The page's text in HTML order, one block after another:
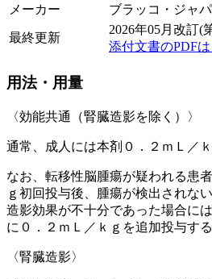
メーカー
ブラッコ・ジャ
最終更新
2026年05月改訂(
添付文書のPDF
用法・用量
〈効能共通（腎臓造影を除く）〉
通常、成人には本剤０．２ｍＬ／
なお、転移性脳腫瘍が疑われる患
ｇ初回投与後、腫瘍が検出されな
造影効果が不十分であった場合に
に０．２ｍＬ／ｋｇを追加投与す
〈腎臓造影〉